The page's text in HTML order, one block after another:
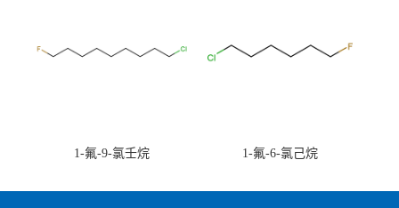
1-氟-9-氯壬烷 1-氟-6-氯己烷